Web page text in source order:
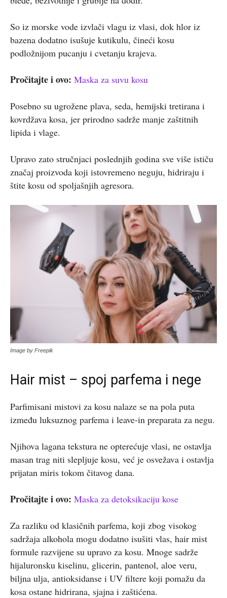
So iz morske vode izvlači vlagu iz vlasi, dok hlor iz
bazena dodatno isušuje kutikulu, čineći kosu
podložnijom pucanju i cvetanju krajeva.
Pročitajte i ovo: Maska za suvu kosu
Posebno su ugrožene plava, seda, hemijski tretirana i
kovrdžava kosa, jer prirodno sadrže manje zaštitnih
lipida i vlage.
Upravo zato stručnjaci poslednjih godina sve više ističu
značaj proizvoda koji istovremeno neguju, hidriraju i
štite kosu od spoljašnjih agresora.
Image by Freepik
Hair mist – spoj parfema i nege
Parfimisani mistovi za kosu nalaze se na pola puta
između luksuznog parfema i leave-in preparata za negu.
Njihova lagana tekstura ne opterećuje vlasi, ne ostavlja
masan trag niti slepljuje kosu, već je osvežava i ostavlja
prijatan miris tokom čitavog dana.
Pročitajte i ovo: Maska za detoksikaciju kose
Za razliku od klasičnih parfema, koji zbog visokog
sadržaja alkohola mogu dodatno isušiti vlas, hair mist
formule razvijene su upravo za kosu. Mnoge sadrže
hijaluronsku kiselinu, glicerin, pantenol, aloe veru,
biljna ulja, antioksidanse i UV filtere koji pomažu da
kosa ostane hidrirana, sjajna i zaštićena.